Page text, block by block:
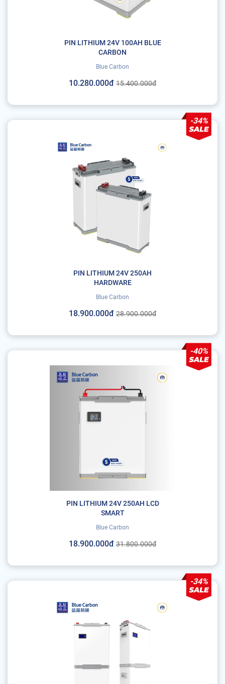
PIN LITHIUM 24V 100AH BLUE
CARBON
Blue Carbon
10.280.000đ 15.400.000đ
-34%
PIN LITHIUM 24V 250AH
HARDWARE
Blue Carbon
18.900.000đ 28.900.000đ
-40%
PIN LITHIUM 24V 250AH LCD
SMART
Blue Carbon
18.900.000đ 31.800.000đ
-34%